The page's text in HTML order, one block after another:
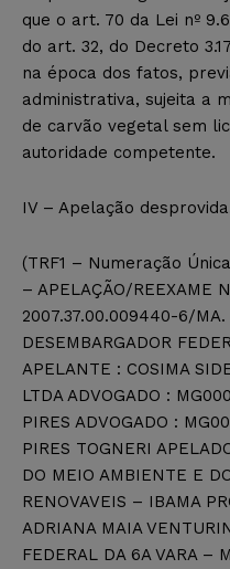
que o art. 70 da Lei nº
do art. 32, do Decreto
na época dos fatos,
administrativa, sujeita a
de carvão vegetal sem
autoridade competente.
IV – Apelação
(TRF1 – Numeração
– APELAÇÃO/REEXAME
2007.37.00.009440-6/MA.
DESEMBARGADOR
APELANTE : COSIMA
LTDA ADVOGADO :
PIRES ADVOGADO :
PIRES TOGNERI
DO MEIO AMBIENTE E
RENOVAVEIS – IBAMA
ADRIANA MAIA
FEDERAL DA 6A VARA –